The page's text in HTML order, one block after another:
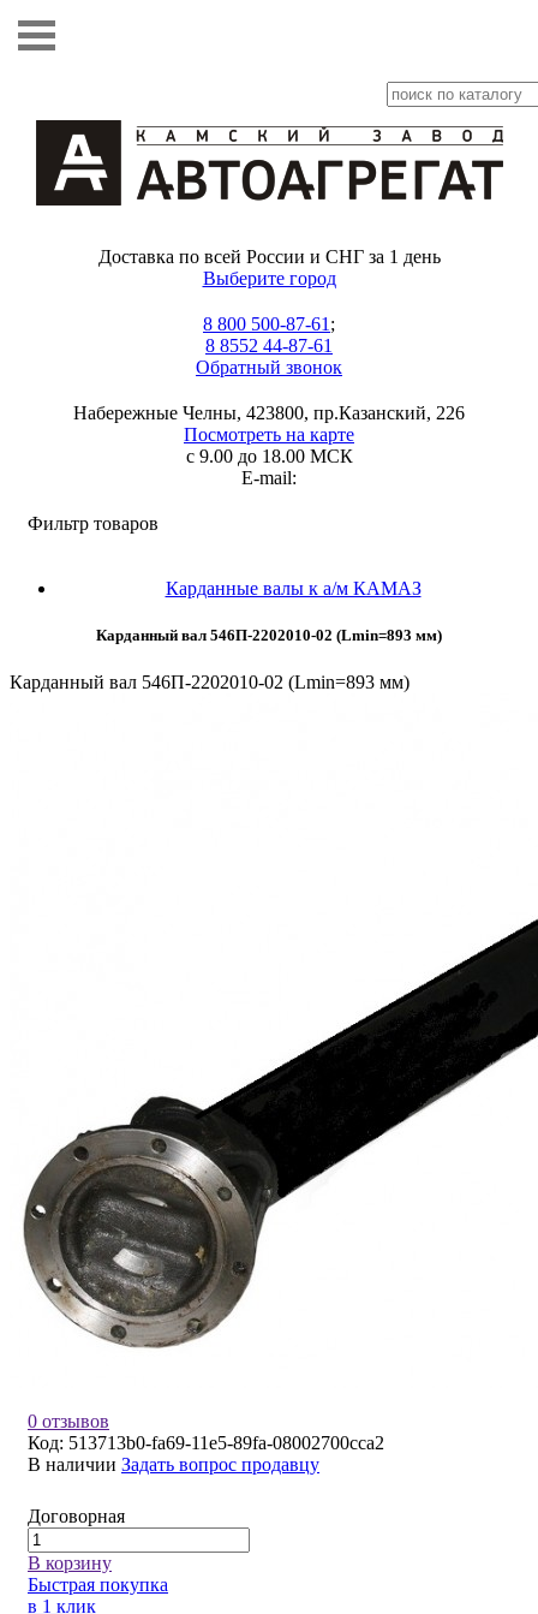
Доставка по всей России и СНГ за 1 день
Выберите город
8 800 500-87-61 ;
8 8552 44-87-61
Обратный звонок
Набережные Челны, 423800, пр.Казанский, 226
Посмотреть на карте
с 9.00 до 18.00 МСК
E-mail:
Фильтр товаров
Карданные валы к а/м КАМАЗ
Карданный вал 546П-2202010-02 (Lmin=893 мм)
Карданный вал 546П-2202010-02 (Lmin=893 мм)
0 отзывов
Код: 513713b0-fa69-11e5-89fa-08002700cca2
В наличии Задать вопрос продавцу
Договорная
В корзину
Быстрая покупка
в 1 клик